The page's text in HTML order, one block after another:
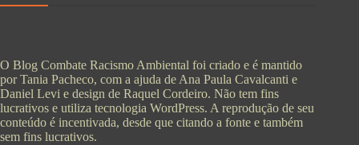
O Blog Combate Racismo Ambiental foi criado e é mantido
por Tania Pacheco, com a ajuda de Ana Paula Cavalcanti e
Daniel Levi e design de Raquel Cordeiro. Não tem fins
lucrativos e utiliza tecnologia WordPress. A reprodução de seu
conteúdo é incentivada, desde que citando a fonte e também
sem fins lucrativos.